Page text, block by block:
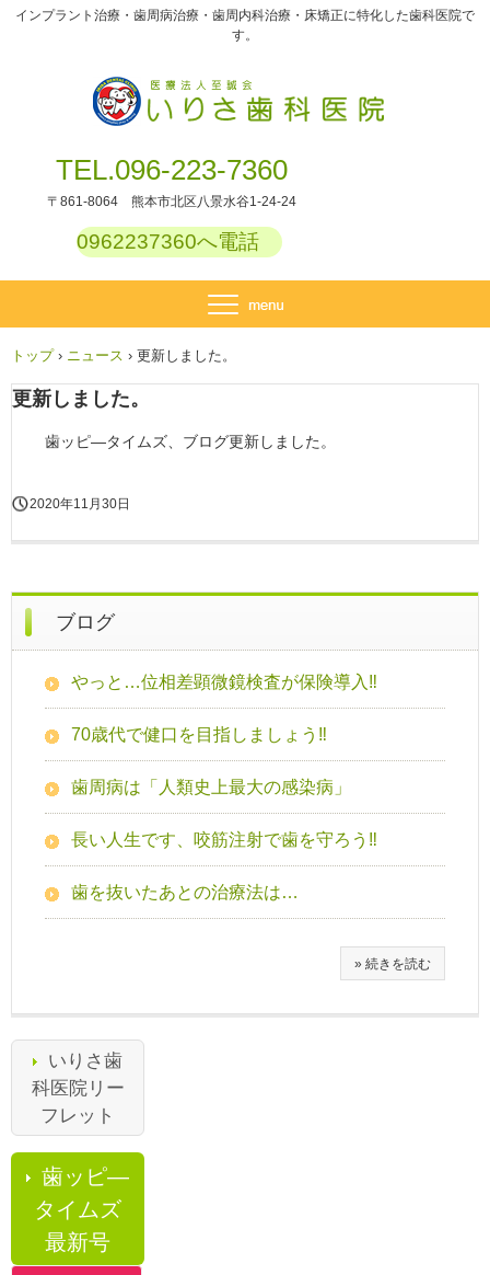
インプラント治療・歯周病治療・歯周内科治療・床矯正に特化した歯科医院で
す。
TEL.096-223-7360
〒861-8064 熊本市北区八景水谷1-24-24
0962237360へ電話
トップ › ニュース › 更新しました。
更新しました。
歯ッピ―タイムズ、ブログ更新しました。
2020年11月30日
ブログ
やっと…位相差顕微鏡検査が保険導入‼
70歳代で健口を目指しましょう‼
歯周病は「人類史上最大の感染病」
長い人生です、咬筋注射で歯を守ろう‼
歯を抜いたあとの治療法は…
» 続きを読む
いりさ歯
科医院リー
フレット
歯ッピ―
タイムズ
最新号